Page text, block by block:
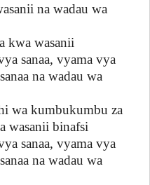
na wadau wa
kwa wasanii
sanaa, vyama vya
na wadau wa
wa kumbukumbu za
wasanii binafsi
sanaa, vyama vya
na wadau wa